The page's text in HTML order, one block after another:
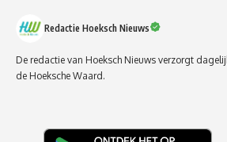
Redactie Hoeksch Nieuws
De redactie van Hoeksch Nieuws verzorgt
de Hoeksche Waard.